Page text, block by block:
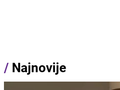
/ Najnovije